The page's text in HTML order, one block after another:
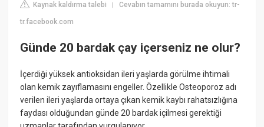
Kaynak kaldırma talebi |Cevabın tamamını burada okuyun: tr-
tr.facebook.com
Günde 20 bardak çay içerseniz ne olur?
İçerdiği yüksek antioksidan ileri yaşlarda görülme ihtimali
olan kemik zayıflamasını engeller. Özellikle Osteoporoz adı
verilen ileri yaşlarda ortaya çıkan kemik kaybı rahatsızlığına
faydası olduğundan günde 20 bardak içilmesi gerektiği